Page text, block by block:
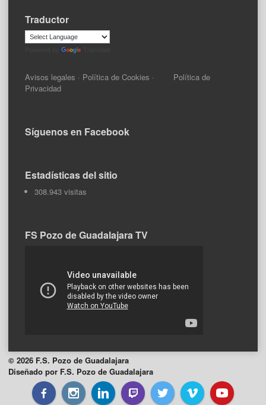
Traductor
Avisos legales · Política de Cookies · Política de
Privacidad
Síguenos en Facebook
Estadísticas del sitio
308.943 visitas
FS Pozo de Guadalajara TV
© 2026 F.S. Pozo de Guadalajara
Diseñado por F.S. Pozo de Guadalajara